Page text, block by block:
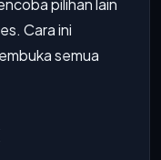
pilihan lain
Cara ini
semua